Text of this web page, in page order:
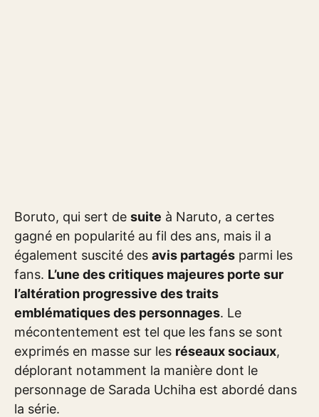
Boruto, qui sert de suite à Naruto, a certes
gagné en popularité au fil des ans, mais il a
également suscité des avis partagés parmi les
fans. L’une des critiques majeures porte sur
l’altération progressive des traits
emblématiques des personnages. Le
mécontentement est tel que les fans se sont
exprimés en masse sur les réseaux sociaux,
déplorant notamment la manière dont le
personnage de Sarada Uchiha est abordé dans
la série.